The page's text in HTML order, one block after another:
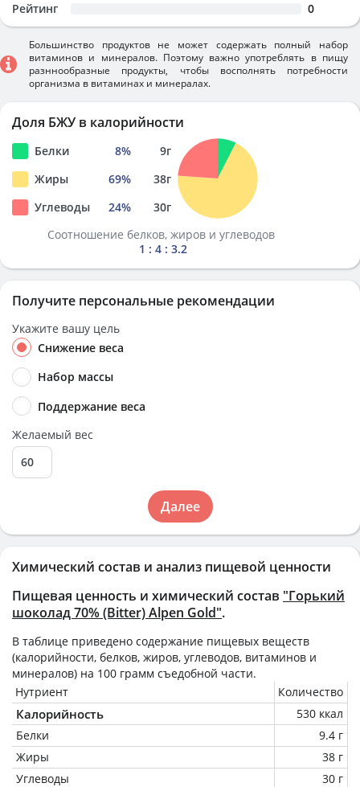
Химический состав и анализ пищевой ценности
Пищевая ценность и химический состав "Горький
шоколад 70% (Bitter) Alpen Gold".
В таблице приведено содержание пищевых веществ
(калорийности, белков, жиров, углеводов, витаминов и
минералов) на 100 грамм съедобной части.
Нутриент
Количество
Калорийность
530 ккал
Белки
9.4 г
Жиры
38 г
Углеводы
30 г
Рейтинг 0
Большинство продуктов не может содержать полный набор
витаминов и минералов. Поэтому важно употреблять в пищу
разннообразные продукты, чтобы восполнять потребности
организма в витаминах и минералах.
Доля БЖУ в калорийности
Белки 8% 9г
Жиры
69% 38г
Углеводы
24% 30г
Соотношение белков, жиров и углеводов
1 : 4 : 3.2
Получите персональные рекомендации
Укажите вашу цель
Снижение веса
Набор массы
Поддержание веса
Желаемый вес
Далее